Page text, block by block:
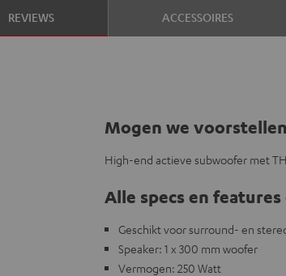
REVIEWS ACCESSOIRES
Mogen we voorstellen
High-end actieve subwoofer met
Alle specs en
Geschikt voor surround- en
Speaker: 1 x 300 mm woofer
Vermogen: 250 Watt